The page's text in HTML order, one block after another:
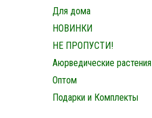
Для дома
НОВИНКИ
НЕ ПРОПУСТИ!
Аюрведические растения
Оптом
Подарки и Комплекты